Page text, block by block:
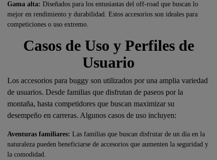
Gama alta: Diseñados para los entusiastas del off-road que buscan lo
mejor en rendimiento y durabilidad. Estos accesorios son ideales para
competiciones o uso extremo.
Casos de Uso y Perfiles de
Usuario
Los accesorios para buggy son utilizados por una amplia variedad
de usuarios. Desde familias que disfrutan de paseos por la
montaña, hasta competidores que buscan maximizar su
desempeño en carreras. Algunos casos de uso incluyen:
Aventuras familiares: Las familias que buscan disfrutar de un día en la
naturaleza pueden beneficiarse de accesorios que aumenten la seguridad y
la comodidad.